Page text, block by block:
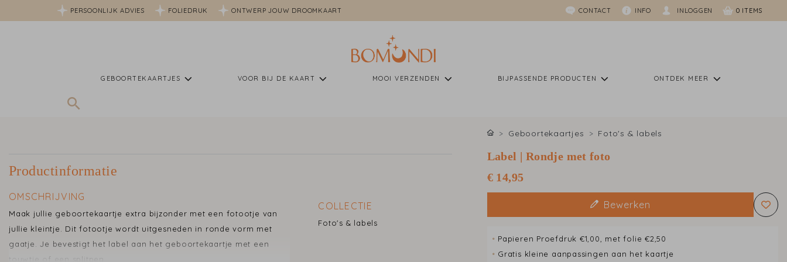
PERSOONLIJK ADVIES FOLIEDRUK ONTWERP JOUW DROOMKAART CONTACT INFO INLOGGEN 0
GEBOORTEKAARTJES VOOR BIJ DE KAART MOOI VERZENDEN BIJPASSENDE PRODUCTEN ONTDEK MEER
Productinformatie
OMSCHRIJVING
Maak jullie geboortekaartje extra bijzonder met een fotootje van
jullie kleintje. Dit fotootje wordt uitgesneden in ronde vorm met
gaatje. Je bevestigt het label aan het geboortekaartje met een
touwtje of een splitpen.
COLLECTIE
Foto's & labels
Geboortekaartjes Foto's & labels
Label | Rondje met foto
€ 14,95
Bewerken
• Papieren Proefdruk €1,00, met folie €2,50
• Gratis kleine aanpassingen aan het kaartje